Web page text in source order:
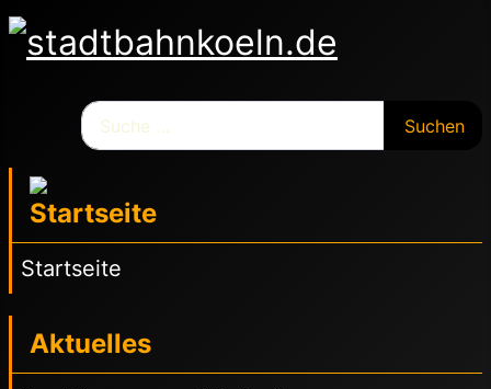
Suchen
Startseite
Aktuelles